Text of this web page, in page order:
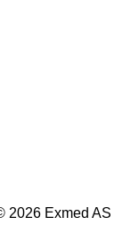
2026 Exmed AS